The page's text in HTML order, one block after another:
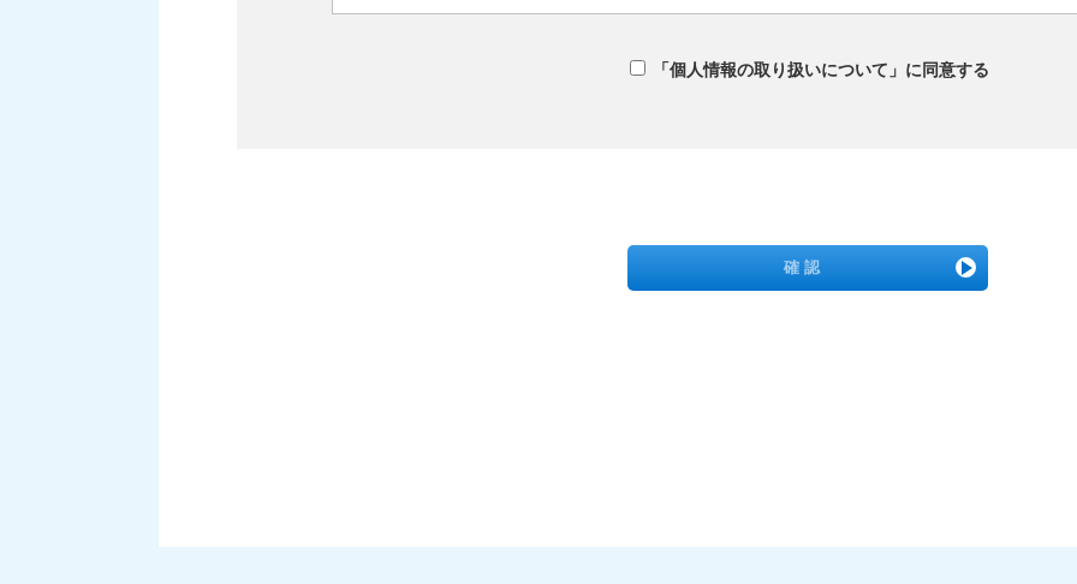
「個人情報の取り扱いについて」に同意する